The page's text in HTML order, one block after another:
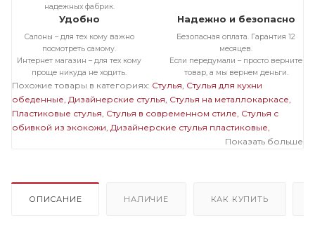
надежных фабрик.
Удобно
Салоны – для тех кому важно
посмотреть самому.
Интернет магазин – для тех кому
проще никуда не ходить.
Надежно и безопасно
Безопасная оплата. Гарантия 12
месяцев.
Если передумали – просто верните
товар, а мы вернем деньги.
Похожие товары в категориях: Стулья Стулья для кухни
обеденные Дизайнерские стулья Стулья на металлокаркасе
Пластиковые стулья Стулья в современном стиле Стулья с
обивкой из экокожи Дизайнерские стулья пластиковые
Стулья с обивкой изПоказать больше
ОПИСАНИЕ НАЛИЧИЕ КАК КУПИТЬ